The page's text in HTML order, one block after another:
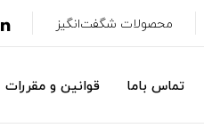
محصولات شگفت‌انگیز
تماس باما قوانین و مقررات